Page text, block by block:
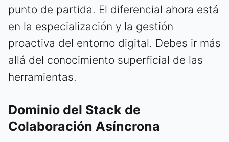
punto de partida. El diferencial ahora está
en la especialización y la gestión
proactiva del entorno digital. Debes ir más
allá del conocimiento superficial de las
herramientas.
Dominio del Stack de
Colaboración Asíncrona